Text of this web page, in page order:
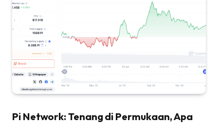
Pi Network: Tenang di Permukaan, Apa